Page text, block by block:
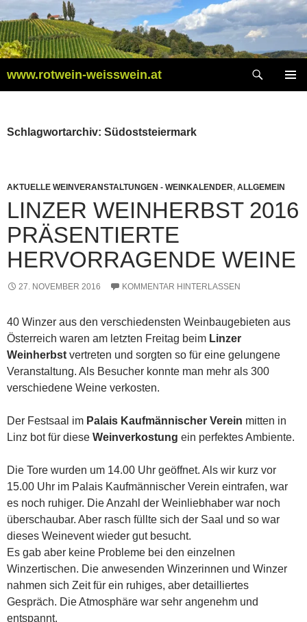
Inhalt
springen
www.rotwein-weisswein.at
Schlagwortarchiv: Südoststeiermark
AKTUELLE WEINVERANSTALTUNGEN - WEINKALENDER, ALLGEMEIN
LINZER WEINHERBST 2016
PRÄSENTIERTE
HERVORRAGENDE WEINE
27. NOVEMBER 2016 KOMMENTAR HINTERLASSEN
40 Winzer aus den verschiedensten Weinbaugebieten aus
Österreich waren am letzten Freitag beim Linzer
Weinherbst vertreten und sorgten so für eine gelungene
Veranstaltung. Als Besucher konnte man mehr als 300
verschiedene Weine verkosten.
Der Festsaal im Palais Kaufmännischer Verein mitten in
Linz bot für diese Weinverkostung ein perfektes Ambiente.
Die Tore wurden um 14.00 Uhr geöffnet. Als wir kurz vor
15.00 Uhr im Palais Kaufmännischer Verein eintrafen, war
es noch ruhiger. Die Anzahl der Weinliebhaber war noch
überschaubar. Aber rasch füllte sich der Saal und so war
dieses Weinevent wieder gut besucht.
Es gab aber keine Probleme bei den einzelnen
Winzertischen. Die anwesenden Winzerinnen und Winzer
nahmen sich Zeit für ein ruhiges, aber detailliertes
Gespräch. Die Atmosphäre war sehr angenehm und
entspannt.